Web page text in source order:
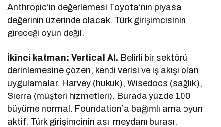
Anthropic’in değerlemesi Toyota’nın piyasa
değerinin üzerinde olacak. Türk girişimcisinin
gireceği oyun değil.
İkinci katman: Vertical AI. Belirli bir sektörü
derinlemesine çözen, kendi verisi ve iş akışı olan
uygulamalar. Harvey (hukuk), Wisedocs (sağlık),
Sierra (müşteri hizmetleri). Burada yüzde 100
büyüme normal. Foundation’a bağımlı ama oyun
aktif. Türk girişimcinin asıl meydanı burası.